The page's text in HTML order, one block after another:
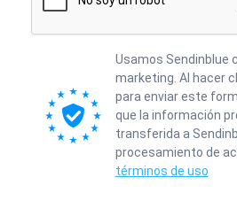
Usamos Sendinblue
marketing. Al hacer
para enviar este
que la información
transferida a
procesamiento de
términos de uso